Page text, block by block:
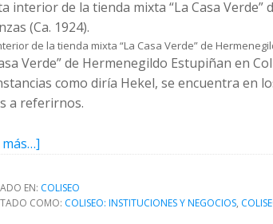
de la tienda mixta “La Casa Verde” de
Verde” de Hermenegildo Estupiñan en
como diría Hekel, se encuentra en
a referirnos.
La
Casa
EN: COLISEO
COMO: COLISEO: INSTITUCIONES Y NEGOCIOS,